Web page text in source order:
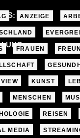
ANZEIGE
FRAUEN
KUNST
MENSCHEN
REISEN
MEDIA